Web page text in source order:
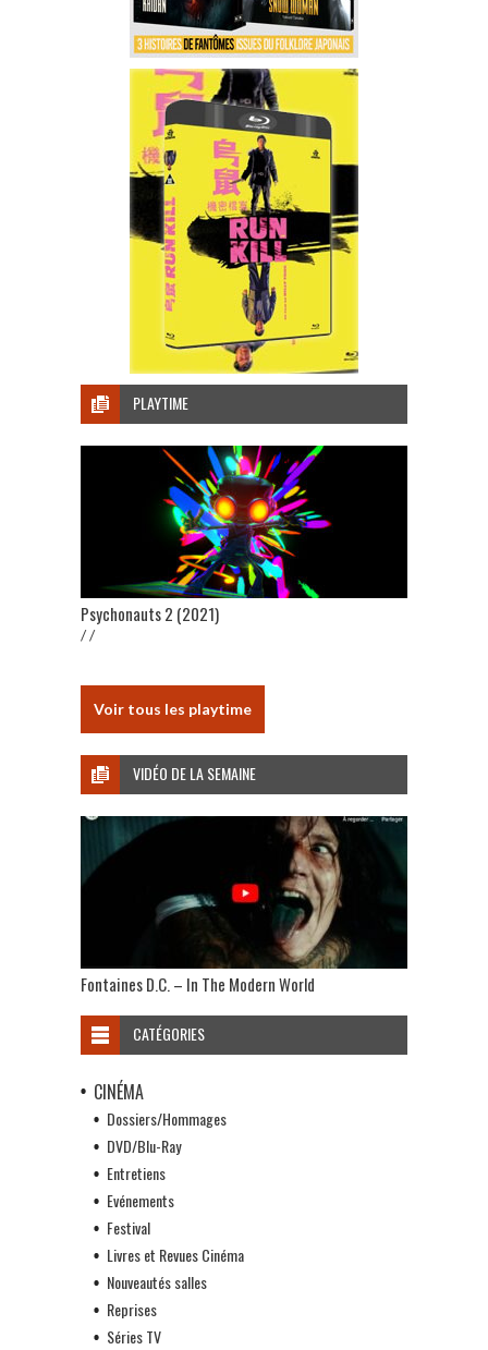
PLAYTIME
Psychonauts 2 (2021)
/ /
Voir tous les playtime
VIDÉO DE LA SEMAINE
Fontaines D.C. – In The Modern World
CATÉGORIES
CINÉMA
Dossiers/Hommages
DVD/Blu-Ray
Entretiens
Evénements
Festival
Livres et Revues Cinéma
Nouveautés salles
Reprises
Séries TV